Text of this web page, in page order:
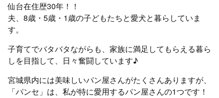
仙台在住歴30年！！
夫、8歳・5歳・1歳の子どもたちと愛犬と暮らしていま
す。
子育てでバタバタながらも、家族に満足してもらえる暮ら
しを目指して、日々奮闘しています♪
宮城県内には美味しいパン屋さんがたくさんありますが、
「パンセ」は、私が特に愛用するパン屋さんの1つです！